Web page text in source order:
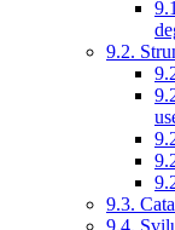
9.2.
9.3.
9.4.